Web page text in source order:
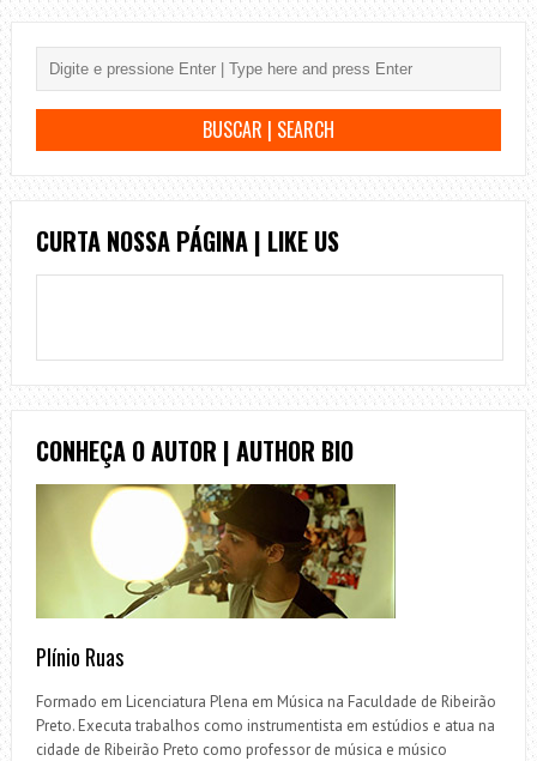
CURTA NOSSA PÁGINA | LIKE US
CONHEÇA O AUTOR | AUTHOR BIO
Plínio Ruas
Formado em Licenciatura Plena em Música na Faculdade de Ribeirão
Preto. Executa trabalhos como instrumentista em estúdios e atua na
cidade de Ribeirão Preto como professor de música e músico